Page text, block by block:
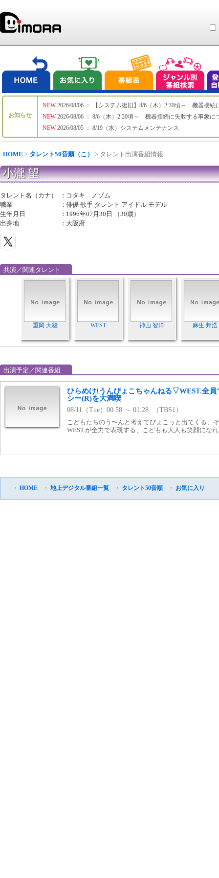
お知らせ
NEW
NEW
NEW
2026/08/06 ： 【システム復旧】8/6（木）2:20頃～ 機器接続
2026/08/06 ： 8/6（木）2:20頃～ 機器接続に失敗する事象に
2026/08/05 ： 8/19（水）システムメンテナンス
HOME > タレント50音順（こ） > タレント出演番組情報
小瀧 望
タレント名（カナ） ： コタキ ノゾム
職業
：俳優 歌手 タレント アイドル モデル
生年月日
： 1996年07月30日 （30歳）
出身地
： 大阪府
共演／関連タレント
重岡 大毅 WEST. 神山 智洋 麻生 邦浩
出演予定／関連番組
ひらめけ!うんぴょこちゃんねる▽WEST.全員
シー(R)を大満喫
08/11（Tue）00:58 ～ 01:28 （TBS1）
こどもたちのう〜んと考えてぴょこっと出てくる、
WEST.が全力で表現する、こどもも大人も笑顔にな
・ HOME ・ 地上デジタル番組一覧 ・ タレント50音順 ・ お気に入り